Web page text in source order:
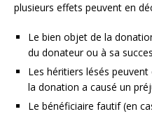
plusieurs effets peuvent en
Le bien objet de la
du donateur ou à sa
Les héritiers lésés
la donation a causé un
Le bénéficiaire fautif (en